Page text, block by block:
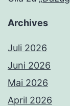
Archives
Juli 2026
Juni 2026
Mai 2026
April 2026